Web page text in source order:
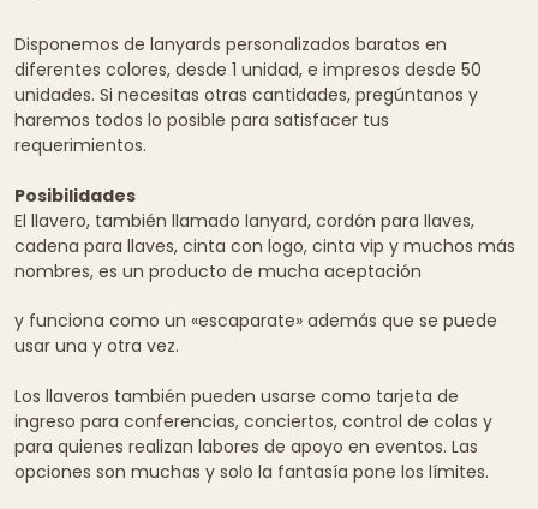
Disponemos de lanyards personalizados baratos en
diferentes colores, desde 1 unidad, e impresos desde 50
unidades. Si necesitas otras cantidades, pregúntanos y
haremos todos lo posible para satisfacer tus
requerimientos.
Posibilidades
El llavero, también llamado lanyard, cordón para llaves,
cadena para llaves, cinta con logo, cinta vip y muchos más
nombres, es un producto de mucha aceptación
y funciona como un «escaparate» además que se puede
usar una y otra vez.
Los llaveros también pueden usarse como tarjeta de
ingreso para conferencias, conciertos, control de colas y
para quienes realizan labores de apoyo en eventos. Las
opciones son muchas y solo la fantasía pone los límites.